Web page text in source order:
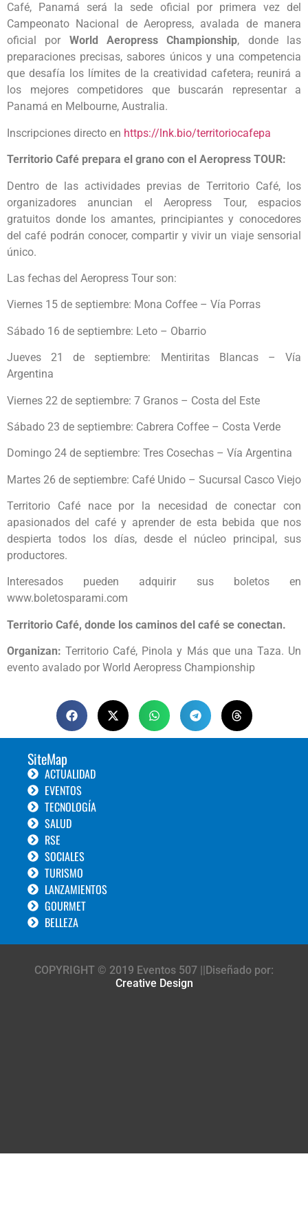
Café, Panamá será la sede oficial por primera vez del
Campeonato Nacional de Aeropress, avalada de manera
oficial por World Aeropress Championship, donde las
preparaciones precisas, sabores únicos y una competencia
que desafía los límites de la creatividad cafetera, reunirá a
los mejores competidores que buscarán representar a
Panamá en Melbourne, Australia.
Inscripciones directo en https://lnk.bio/territoriocafepa
Territorio Café prepara el grano con el Aeropress TOUR:
Dentro de las actividades previas de Territorio Café, los
organizadores anuncian el Aeropress Tour, espacios
gratuitos donde los amantes, principiantes y conocedores
del café podrán conocer, compartir y vivir un viaje sensorial
único.
Las fechas del Aeropress Tour son:
Viernes 15 de septiembre: Mona Coffee – Vía Porras
Sábado 16 de septiembre: Leto – Obarrio
Jueves 21 de septiembre: Mentiritas Blancas – Vía
Argentina
Viernes 22 de septiembre: 7 Granos – Costa del Este
Sábado 23 de septiembre: Cabrera Coffee – Costa Verde
Domingo 24 de septiembre: Tres Cosechas – Vía Argentina
Martes 26 de septiembre: Café Unido – Sucursal Casco Viejo
Territorio Café nace por la necesidad de conectar con
apasionados del café y aprender de esta bebida que nos
despierta todos los días, desde el núcleo principal, sus
productores.
Interesados pueden adquirir sus boletos en
www.boletosparami.com
Territorio Café, donde los caminos del café se conectan.
Organizan: Territorio Café, Pinola y Más que una Taza. Un
evento avalado por World Aeropress Championship
SiteMap
ACTUALIDAD
EVENTOS
TECNOLOGÍA
SALUD
RSE
SOCIALES
TURISMO
LANZAMIENTOS
GOURMET
BELLEZA
COPYRIGHT © 2019 Eventos 507 ||Diseñado por:
Creative Design